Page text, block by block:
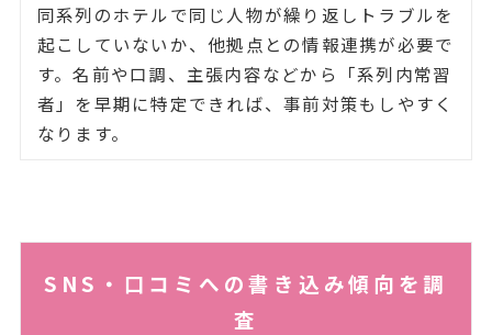
同系列のホテルで同じ人物が繰り返しトラブルを
起こしていないか、他拠点との情報連携が必要で
す。名前や口調、主張内容などから「系列内常習
者」を早期に特定できれば、事前対策もしやすく
なります。
SNS・口コミへの書き込み傾向を調
査